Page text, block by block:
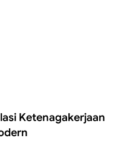
Ketenagakerjaan